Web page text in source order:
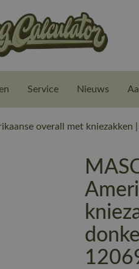
Service Nieuws
overall met